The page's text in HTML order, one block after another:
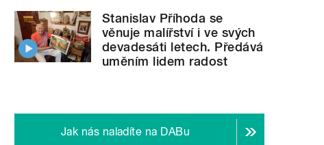
Stanislav Příhoda se
věnuje malířství i ve svých
devadesáti letech. Předává
uměním lidem radost
Jak nás naladíte na DABu